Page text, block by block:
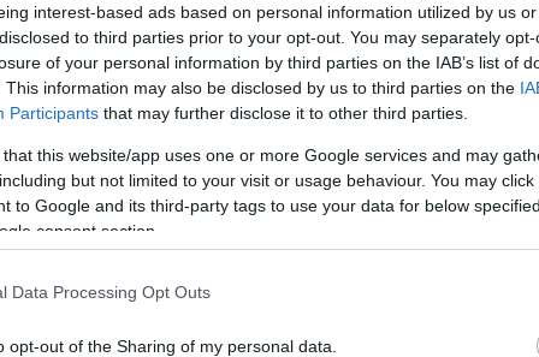
interest-based ads based on personal information utilized by us
to third parties prior to your opt-out. You may separately
of your personal information by third parties on the IAB’s list of
This information may also be disclosed by us to third parties on the
Participants that may further disclose it to other third parties.
that this website/app uses one or more Google services and may
but not limited to your visit or usage behaviour. You may
to Google and its third-party tags to use your data for below
consent section.
Data Processing Opt Outs
opt-out of the Sharing of my personal data.
τους, τις οφειλές τους προς την εφορία,
γενικές και προσωποποιημένες
ελεύθεροι επαγγελματίες θα λαμβάνουν
ημερομηνία πληρωμής του φόρου και
και μέχρι τις 29 του μήνα δεν έχει
θα ειδοποιούνται οι φορολογούμενοι για την
του ΕΝΦΙΑ ή των δόσεων από ρυθμίσεις